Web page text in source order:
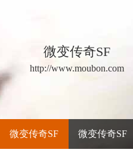
微变传奇SF
http://www.moubon.com
微变传奇SF 微变传奇SF